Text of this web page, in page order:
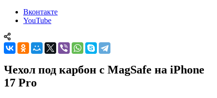
Вконтакте
YouTube
Чехол под карбон с MagSafe на iPhone
17 Pro